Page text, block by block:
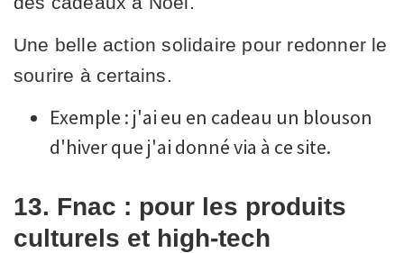
Une belle action solidaire pour redonner le
sourire à certains.
Exemple : j'ai eu en cadeau un blouson
d'hiver que j'ai donné via à ce site.
13. Fnac : pour les produits
culturels et high-tech